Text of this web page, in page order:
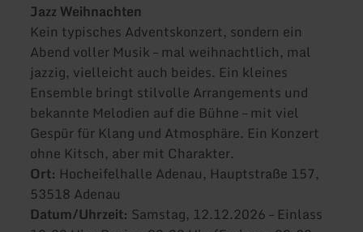
Jazz Weihnachten
Kein typisches Adventskonzert, sondern ein
Abend voller Musik – mal weihnachtlich, mal
jazzig, vielleicht auch beides. Ein kleines
Ensemble bringt stilvolle Arrangements und
bekannte Melodien auf die Bühne – mit viel
Gespür für Klang und Atmosphäre. Ein Konzert
ohne Kitsch, aber mit Charakter.
Ort: Hocheifelhalle Adenau, Hauptstraße 157,
53518 Adenau
Datum/Uhrzeit: Samstag, 12.12.2026 – Einlass